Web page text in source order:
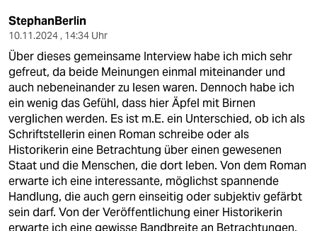
StephanBerlin
10.11.2024 , 14:34 Uhr
Über dieses gemeinsame Interview habe ich mich sehr
gefreut, da beide Meinungen einmal miteinander und
auch nebeneinander zu lesen waren. Dennoch habe ich
ein wenig das Gefühl, dass hier Äpfel mit Birnen
verglichen werden. Es ist m.E. ein Unterschied, ob ich als
Schriftstellerin einen Roman schreibe oder als
Historikerin eine Betrachtung über einen gewesenen
Staat und die Menschen, die dort leben. Von dem Roman
erwarte ich eine interessante, möglichst spannende
Handlung, die auch gern einseitig oder subjektiv gefärbt
sein darf. Von der Veröffentlichung einer Historikerin
erwarte ich eine gewisse Bandbreite an Betrachtungen,